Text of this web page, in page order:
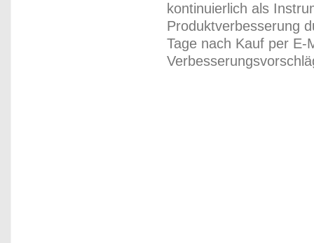
kontinuierlich als
Produktverbesserung
Tage nach Kauf per E-